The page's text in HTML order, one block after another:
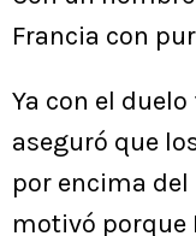
Francia con
Ya con el
aseguró que
por encima
motivó porque